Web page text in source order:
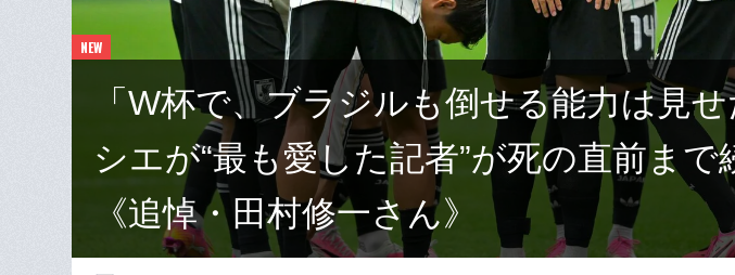
「W杯で、ブラジルも倒せる能力は見
シエが“最も愛した記者”が死の直前まで
《追悼・田村修一さん》